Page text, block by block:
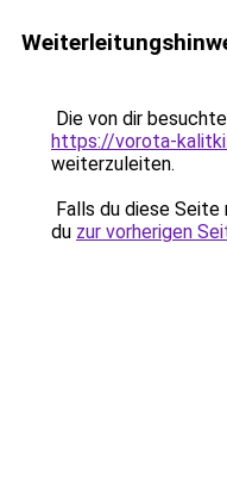
Die von dir
https://vorota-
weiterzuleiten.
Falls du diese
du zur vorherigen